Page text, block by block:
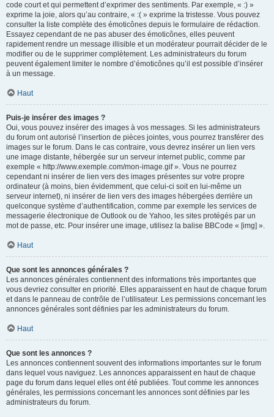
code court et qui permettent d’exprimer des sentiments. Par exemple, « :) »
exprime la joie, alors qu’au contraire, « :( » exprime la tristesse. Vous pouvez
consulter la liste complète des émoticônes depuis le formulaire de rédaction.
Essayez cependant de ne pas abuser des émoticônes, elles peuvent
rapidement rendre un message illisible et un modérateur pourrait décider de le
modifier ou de le supprimer complètement. Les administrateurs du forum
peuvent également limiter le nombre d’émoticônes qu’il est possible d’insérer
à un message.
Haut
Puis-je insérer des images ?
Oui, vous pouvez insérer des images à vos messages. Si les administrateurs
du forum ont autorisé l’insertion de pièces jointes, vous pourrez transférer des
images sur le forum. Dans le cas contraire, vous devrez insérer un lien vers
une image distante, hébergée sur un serveur internet public, comme par
exemple « http://www.exemple.com/mon-image.gif ». Vous ne pourrez
cependant ni insérer de lien vers des images présentes sur votre propre
ordinateur (à moins, bien évidemment, que celui-ci soit en lui-même un
serveur internet), ni insérer de lien vers des images hébergées derrière un
quelconque système d’authentification, comme par exemple les services de
messagerie électronique de Outlook ou de Yahoo, les sites protégés par un
mot de passe, etc. Pour insérer une image, utilisez la balise BBCode « [img] ».
Haut
Que sont les annonces générales ?
Les annonces générales contiennent des informations très importantes que
vous devriez consulter en priorité. Elles apparaissent en haut de chaque forum
et dans le panneau de contrôle de l’utilisateur. Les permissions concernant les
annonces générales sont définies par les administrateurs du forum.
Haut
Que sont les annonces ?
Les annonces contiennent souvent des informations importantes sur le forum
dans lequel vous naviguez. Les annonces apparaissent en haut de chaque
page du forum dans lequel elles ont été publiées. Tout comme les annonces
générales, les permissions concernant les annonces sont définies par les
administrateurs du forum.